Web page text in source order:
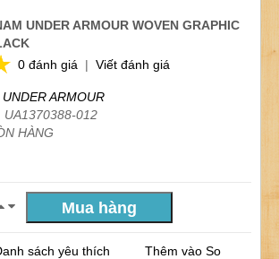
UNDER ARMOUR WOVEN GRAPHIC
0 đánh giá | Viết đánh giá
UNDER ARMOUR
UA1370388-012
HÀNG
sách yêu thích
Thêm vào So